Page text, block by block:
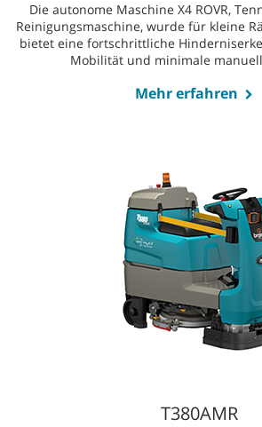
Die autonome Maschine X4 ROVR,
Reinigungsmaschine, wurde für kleine
bietet eine fortschrittliche
Mobilität und minimale
Mehr erfahren
T380AMR